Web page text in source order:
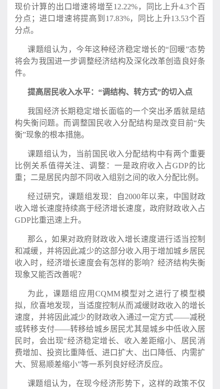
现价计算的出口增速将增至12.22%，同比上升4.3个百
分点；进口增速将提高到17.83%，同比上升13.53个百
分点。
课题组认为，今年这种经济稳定增长的“回暖”态势
将会为我国进一步调整经济结构及深化改革创造良好条
件。
提高居民收入水平：“调结构、转方式”的切入点
我国经济长期稳定增长面临的一个突出矛盾就是结
构失衡问题。而调整国民收入分配结构是改变目前“失
衡”现象的根本措施。
课题组认为，当前国民收入分配结构中有两个重要
比例关系值得关注、调整：一是政府收入占GDP的比
重；二是居民内部不同收入组别之间的收入分配比例。
经过研究，课题组发现：自2000年以来，中国财政
收入增长速度持续高于经济增长速度，政府财政收入占
GDP比重迅速上升。
那么，如果对政府财政收入增长速度进行适当控制
和减缓，并将因此减少的这部分收入用于增加城乡居民
收入时，经济增长速度会有怎样的影响？经济结构失衡
现象又能否改善呢？
为此，课题组应用CQMM模型对之进行了模型模
拟，欣喜地发现，当适度控制从而减缓财政收入的增长
速度，并将因此减少的财政收入通过一定方式——减税
或转移支付——转移给城乡居民尤其是城乡中低收入居
民时，会出现“经济稳定增长、收入差距缩小、居民消
费增加、投资比重降低、进口扩大、出口降低、内需扩
大、贸易顺差缩小”等一系列良好经济反应。
课题组认为，在现今经济形势下，这样的政策不仅